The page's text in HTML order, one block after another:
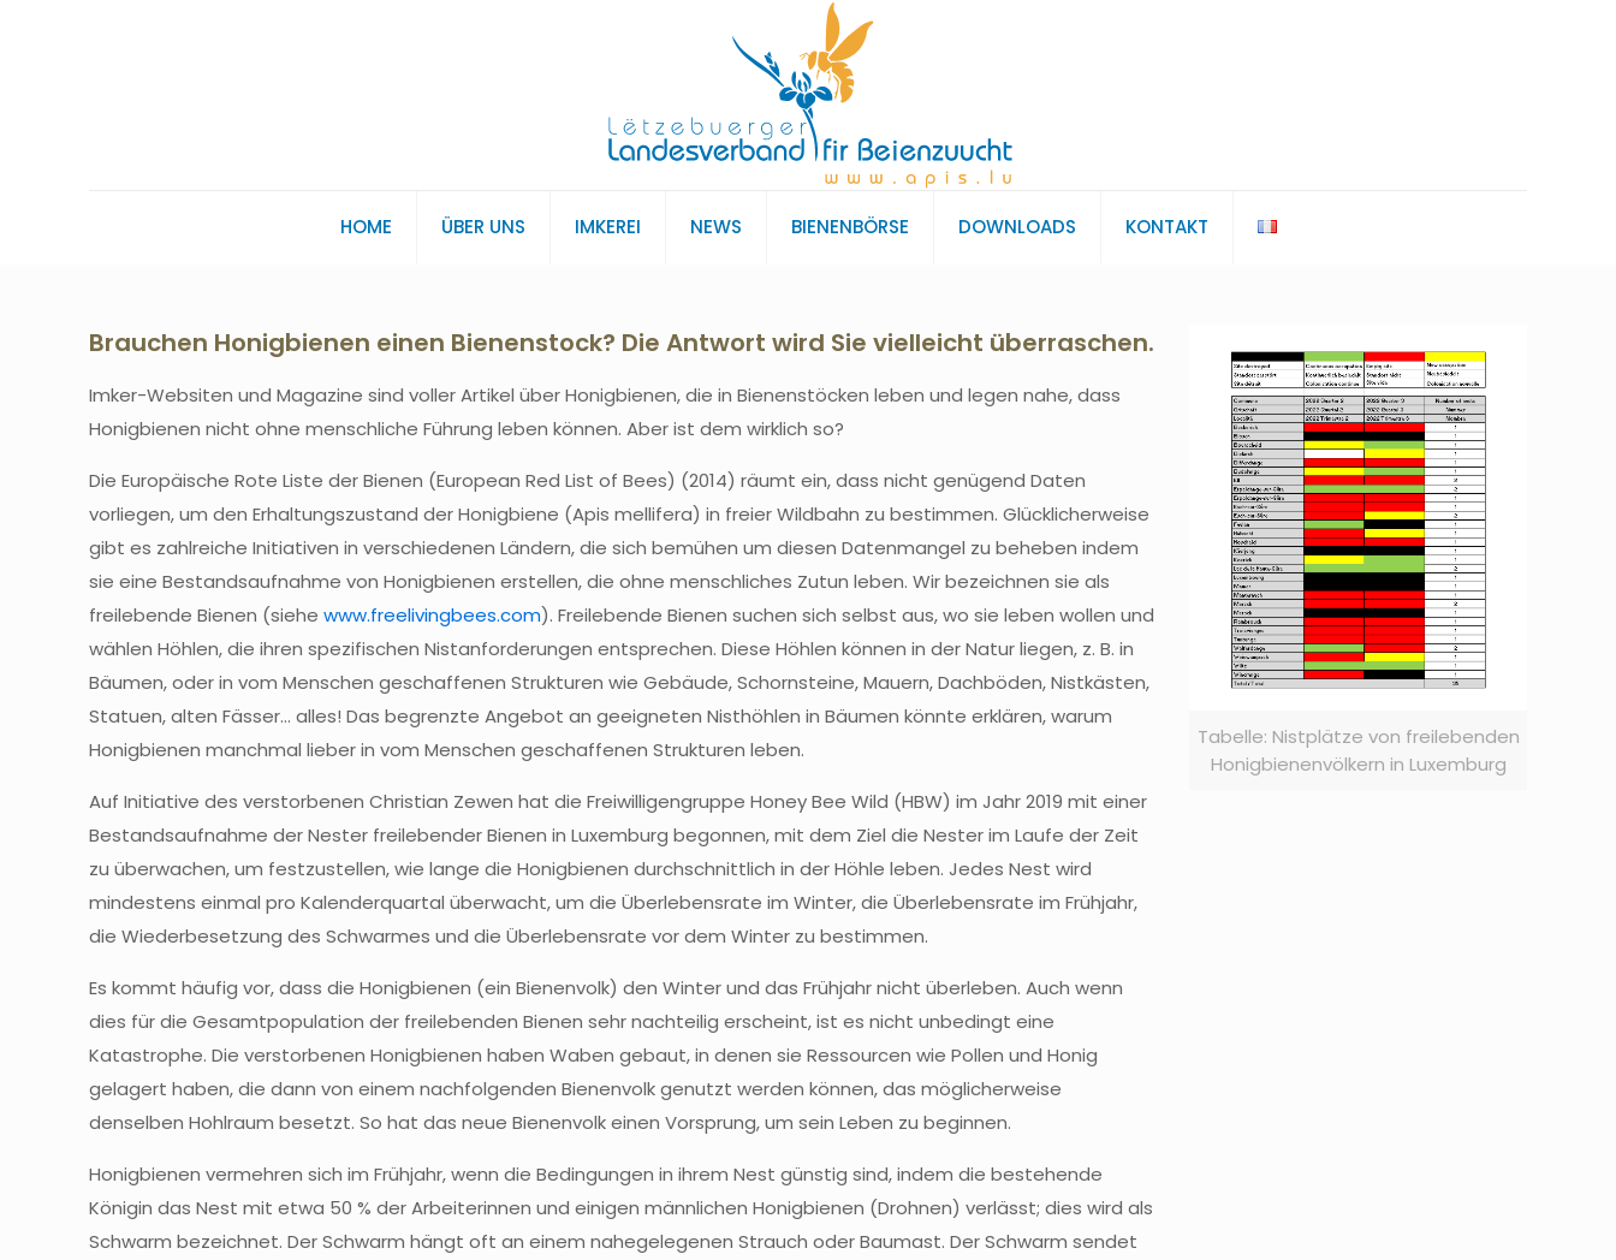
HOME ÜBER UNS IMKEREI NEWS BIENENBÖRSE DOWNLOADS KONTAKT
Brauchen Honigbienen einen Bienenstock? Die Antwort wird Sie vielleicht überraschen.
Imker-Websiten und Magazine sind voller Artikel über Honigbienen, die in Bienenstöcken leben und legen nahe, dass
Honigbienen nicht ohne menschliche Führung leben können. Aber ist dem wirklich so?
Die Europäische Rote Liste der Bienen (European Red List of Bees) (2014) räumt ein, dass nicht genügend Daten
vorliegen, um den Erhaltungszustand der Honigbiene (Apis mellifera) in freier Wildbahn zu bestimmen. Glücklicherweise
gibt es zahlreiche Initiativen in verschiedenen Ländern, die sich bemühen um diesen Datenmangel zu beheben indem
sie eine Bestandsaufnahme von Honigbienen erstellen, die ohne menschliches Zutun leben. Wir bezeichnen sie als
freilebende Bienen (siehe www.freelivingbees.com). Freilebende Bienen suchen sich selbst aus, wo sie leben wollen und
wählen Höhlen, die ihren spezifischen Nistanforderungen entsprechen. Diese Höhlen können in der Natur liegen, z. B. in
Bäumen, oder in vom Menschen geschaffenen Strukturen wie Gebäude, Schornsteine, Mauern, Dachböden, Nistkästen,
Statuen, alten Fässer... alles! Das begrenzte Angebot an geeigneten Nisthöhlen in Bäumen könnte erklären, warum
Honigbienen manchmal lieber in vom Menschen geschaffenen Strukturen leben.
Auf Initiative des verstorbenen Christian Zewen hat die Freiwilligengruppe Honey Bee Wild (HBW) im Jahr 2019 mit einer
Bestandsaufnahme der Nester freilebender Bienen in Luxemburg begonnen, mit dem Ziel die Nester im Laufe der Zeit
zu überwachen, um festzustellen, wie lange die Honigbienen durchschnittlich in der Höhle leben. Jedes Nest wird
mindestens einmal pro Kalenderquartal überwacht, um die Überlebensrate im Winter, die Überlebensrate im Frühjahr,
die Wiederbesetzung des Schwarmes und die Überlebensrate vor dem Winter zu bestimmen.
Es kommt häufig vor, dass die Honigbienen (ein Bienenvolk) den Winter und das Frühjahr nicht überleben. Auch wenn
dies für die Gesamtpopulation der freilebenden Bienen sehr nachteilig erscheint, ist es nicht unbedingt eine
Katastrophe. Die verstorbenen Honigbienen haben Waben gebaut, in denen sie Ressourcen wie Pollen und Honig
gelagert haben, die dann von einem nachfolgenden Bienenvolk genutzt werden können, das möglicherweise
denselben Hohlraum besetzt. So hat das neue Bienenvolk einen Vorsprung, um sein Leben zu beginnen.
Honigbienen vermehren sich im Frühjahr, wenn die Bedingungen in ihrem Nest günstig sind, indem die bestehende
Königin das Nest mit etwa 50 % der Arbeiterinnen und einigen männlichen Honigbienen (Drohnen) verlässt; dies wird als
Schwarm bezeichnet. Der Schwarm hängt oft an einem nahegelegenen Strauch oder Baumast. Der Schwarm sendet
Tabelle: Nistplätze von freilebenden
Honigbienenvölkern in Luxemburg